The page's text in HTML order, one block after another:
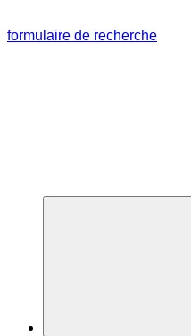
formulaire de recherche